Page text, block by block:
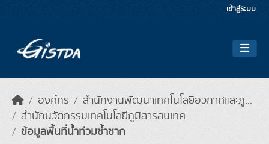
เข้าสู่ระบบ
องค์กร
สำนักงานพัฒนาเทคโนโลยีอวกาศและภู...
สำนักนวัตกรรมเทคโนโลยีภูมิสารสนเทศ
ข้อมูลพื้นที่น้ำท่วมซ้ำซาก